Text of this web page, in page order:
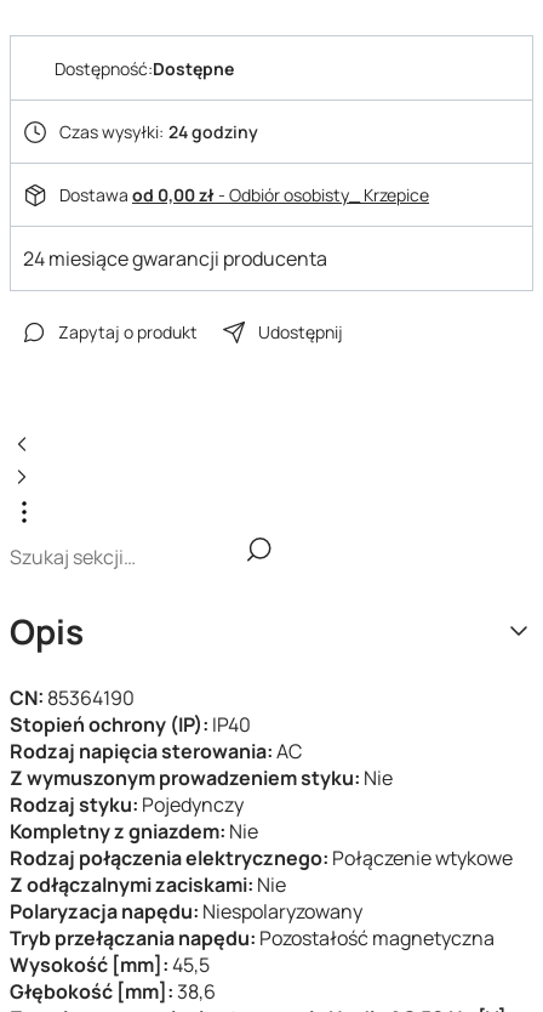
Dostępność:Dostępne
Czas wysyłki: 24 godziny
Dostawa od 0,00 zł- Odbiór osobisty_ Krzepice
24 miesiące gwarancji producenta
Zapytaj o produkt Udostępnij
Opis
CN: 85364190
Stopień ochrony (IP): IP40
Rodzaj napięcia sterowania:AC
Z wymuszonym prowadzeniem styku: Nie
Rodzaj styku: Pojedynczy
Kompletny z gniazdem: Nie
Rodzaj połączenia elektrycznego: Połączenie wtykowe
Z odłączalnymi zaciskami: Nie
Polaryzacja napędu: Niespolaryzowany
Tryb przełączania napędu: Pozostałość magnetyczna
Wysokość [mm]:45,5
Głębokość [mm]: 38,6